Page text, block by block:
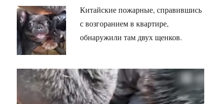
Китайские пожарные, справившись
с возгоранием в квартире,
обнаружили там двух щенков.